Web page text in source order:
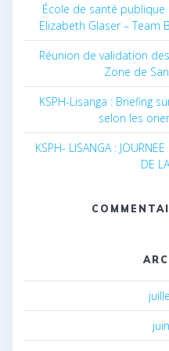
École de santé
Elizabeth Glaser – Team
Réunion de validation
Zone de
KSPH-Lisanga : Briefing
selon les
KSPH- LISANGA :
DE